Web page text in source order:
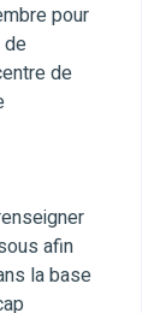
pour
de
de
afin
la base